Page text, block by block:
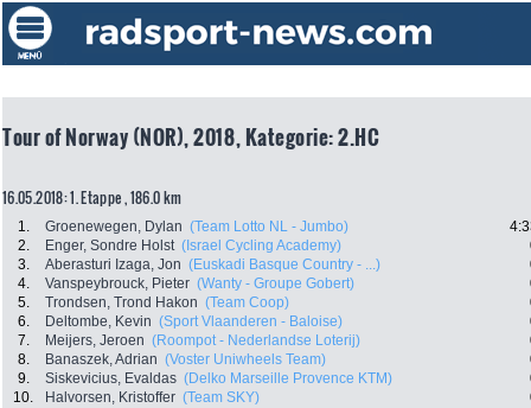
Tour of Norway (NOR), 2018, Kategorie: 2.HC
16.05.2018: 1. Etappe , 186.0 km
1. Groenewegen, Dylan (Team Lotto NL - Jumbo)
2.
Enger, Sondre Holst (Israel Cycling Academy)
3.
Aberasturi Izaga, Jon (Euskadi Basque Country - ...)
4.
Vanspeybrouck, Pieter (Wanty - Groupe Gobert)
5.
Trondsen, Trond Hakon (Team Coop)
6.
Deltombe, Kevin (Sport Vlaanderen - Baloise)
7.
Meijers, Jeroen (Roompot - Nederlandse Loterij)
8.
Banaszek, Adrian (Voster Uniwheels Team)
9.
Siskevicius, Evaldas (Delko Marseille Provence KTM)
10.
Halvorsen, Kristoffer (Team SKY)